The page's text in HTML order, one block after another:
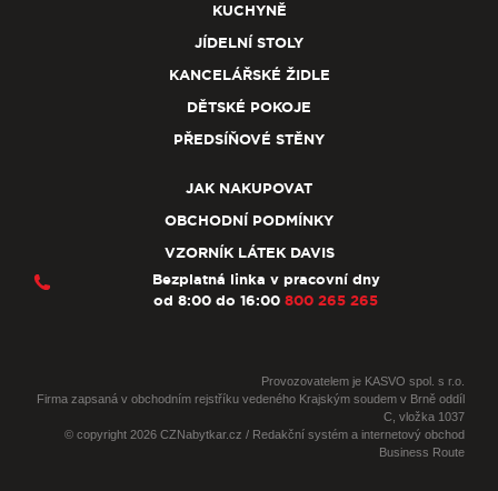
KUCHYNĚ
JÍDELNÍ STOLY
KANCELÁŘSKÉ ŽIDLE
DĚTSKÉ POKOJE
PŘEDSÍŇOVÉ STĚNY
JAK NAKUPOVAT
OBCHODNÍ PODMÍNKY
VZORNÍK LÁTEK DAVIS
Bezplatná linka v pracovní dny
od 8:00 do 16:00 800 265 265
Provozovatelem je KASVO spol. s r.o.
Firma zapsaná v obchodním rejstříku vedeného Krajským soudem v Brně oddíl
C, vložka 1037
© copyright 2026 CZNabytkar.cz / Redakční systém a internetový obchod
Business Route